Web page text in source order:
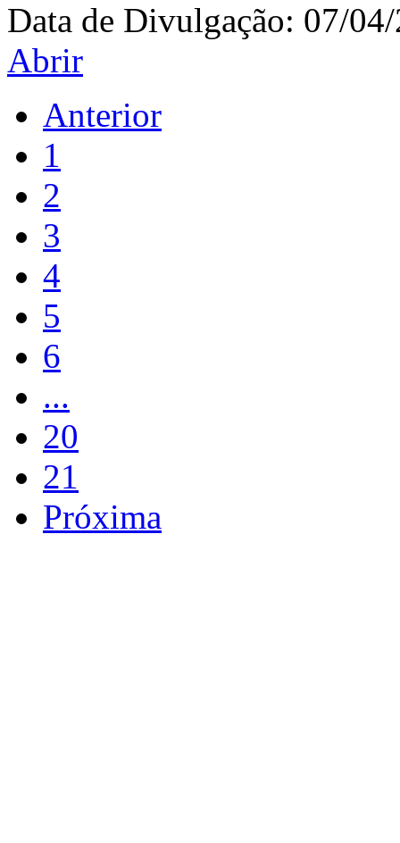
Data de Divulgação: 07/
Abrir
Anterior
1
2
3
4
5
6
...
20
21
Próxima